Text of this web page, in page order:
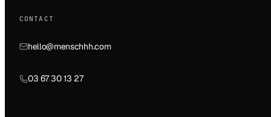
CONTACT
hello@menschhh.com
03 67 30 13 27